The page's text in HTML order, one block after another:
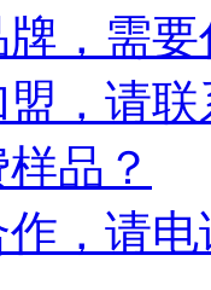
，需
，请
品？
，请